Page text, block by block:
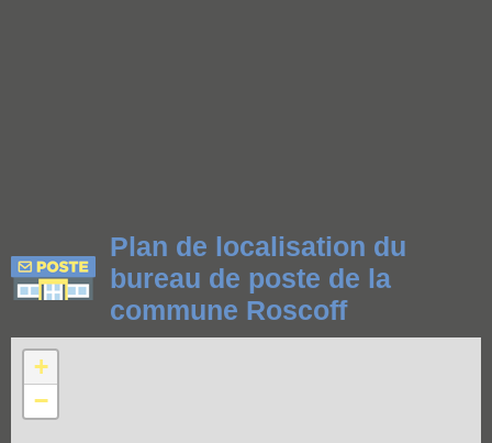
Plan de localisation du
bureau de poste de la
commune Roscoff
+
−